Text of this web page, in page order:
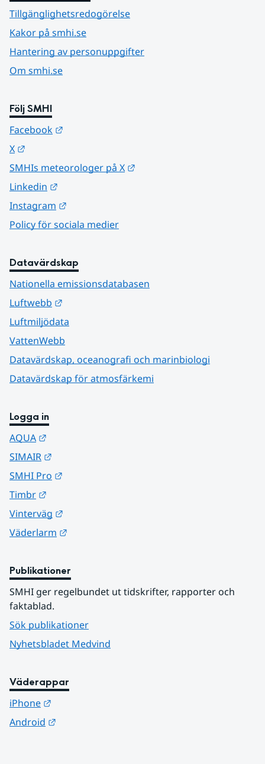
Tillgänglighetsredogörelse
Kakor på smhi.se
Hantering av personuppgifter
Om smhi.se
Följ SMHI
Facebook
X
SMHIs meteorologer på X
Linkedin
Instagram
Policy för sociala medier
Datavärdskap
Nationella emissionsdatabasen
Luftwebb
Luftmiljödata
VattenWebb
Datavärdskap, oceanografi och marinbiologi
Datavärdskap för atmosfärkemi
Logga in
AQUA
SIMAIR
SMHI Pro
Timbr
Vinterväg
Väderlarm
Publikationer
SMHI ger regelbundet ut tidskrifter, rapporter och
faktablad.
Sök publikationer
Nyhetsbladet Medvind
Väderappar
iPhone
Android